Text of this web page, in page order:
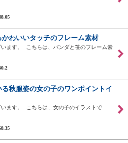
わいいタッチのフレーム素材
います。 こちらは、パンダと笹のフレーム素
秋服姿の女の子のワンポイントイ
います。 こちらは、女の子のイラストで